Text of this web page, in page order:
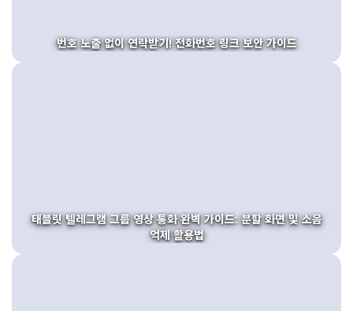
번호 노출 없이 연락받기! 전화번호 링크 보안 가이드
태블릿 텔레그램 그룹 영상 통화 완벽 가이드: 분할 화면 및 소음
억제 활용법